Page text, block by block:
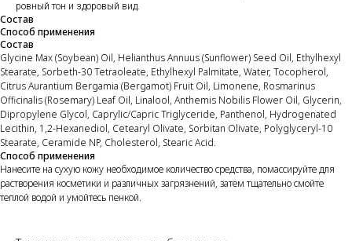
ровный тон и здоровый вид.
Состав
Способ применения
Состав
Glycine Max (Soybean) Oil, Helianthus Annuus (Sunflower) Seed Oil, Ethylhexyl
Stearate, Sorbeth-30 Tetraoleate, Ethylhexyl Palmitate, Water, Tocopherol,
Citrus Aurantium Bergamia (Bergamot) Fruit Oil, Limonene, Rosmarinus
Officinalis (Rosemary) Leaf Oil, Linalool, Anthemis Nobilis Flower Oil, Glycerin,
Dipropylene Glycol, Caprylic/Capric Triglyceride, Panthenol, Hydrogenated
Lecithin, 1,2-Hexanediol, Cetearyl Olivate, Sorbitan Olivate, Polyglyceryl-10
Stearate, Ceramide NP, Cholesterol, Stearic Acid.
Способ применения
Нанесите на сухую кожу необходимое количество средства, помассируйте для
растворения косметики и различных загрязнений, затем тщательно смойте
теплой водой и умойтесь пенкой.